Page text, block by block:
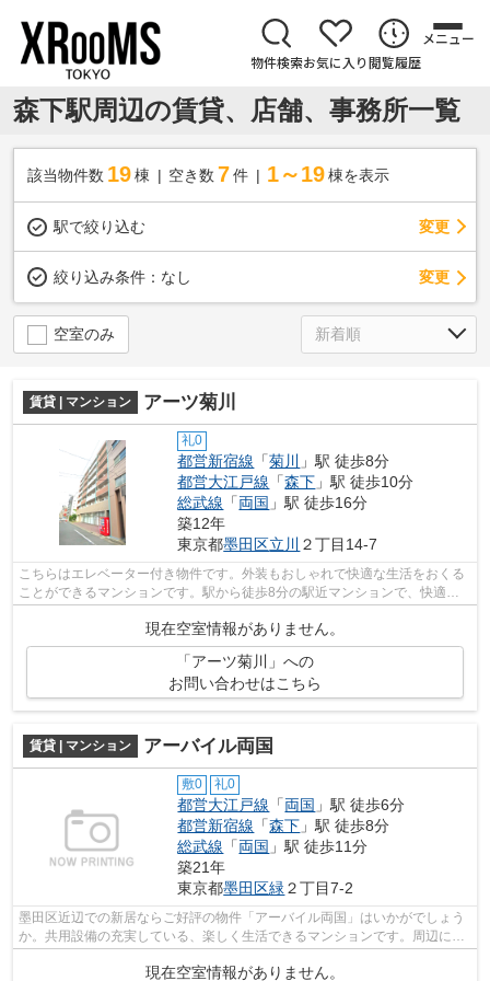
物件検索お気に入り閲覧履歴
メニュー
森下駅周辺の賃貸、店舗、事務所一覧
該当物件数 19棟 空き数 7 件 1～19 棟を表示
駅で絞り込む 変更
絞り込み条件： なし 変更
空室のみ
賃貸 | マンション アーツ菊川
礼0
都営新宿線 「菊川
」駅 徒歩8分
都営大江戸線 「森下 」駅 徒歩10分
総武線 「両国 」駅 徒歩16分
築12年
東京都墨田区立川 ２丁目14-7
こちらはエレベーター付き物件です。外装もおしゃれで快適な生活をおくる
ことができるマンションです。駅から徒歩8分の駅近マンションで、快適に
通勤や通学をすることができます。交通...
現在空室情報がありません。
「アーツ菊川」への
お問い合わせはこちら
賃貸 | マンション アーバイル両国
敷0 礼0
都営大江戸線 「両国 」駅 徒歩6分
都営新宿線 「森下 」駅 徒歩8分
総武線 「両国 」駅 徒歩11分
築21年
東京都墨田区緑２丁目7-2
墨田区近辺での新居ならご好評の物件「アーバイル両国」はいかがでしょう
か。共用設備の充実している、楽しく生活できるマンションです。周辺に駅
現在空室情報がありません。